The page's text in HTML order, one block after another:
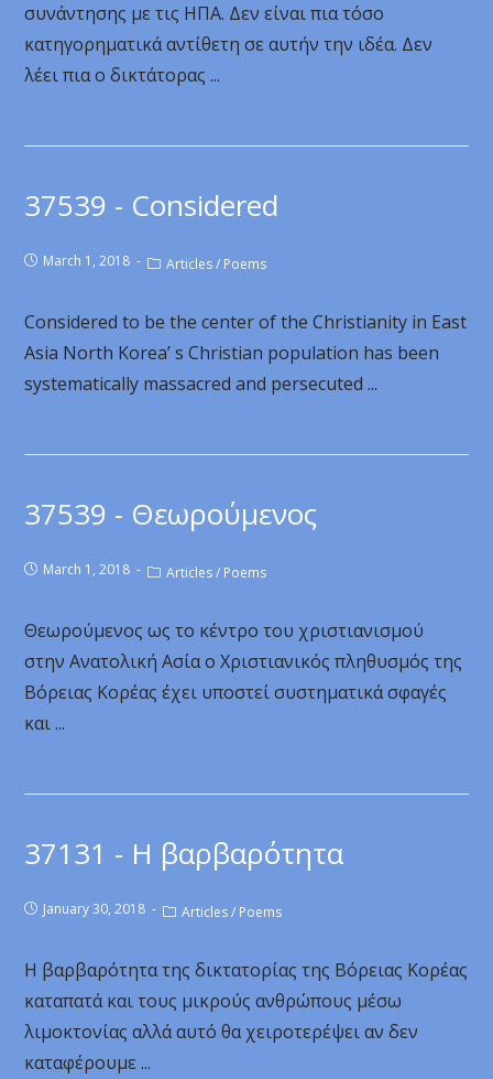
συνάντησης με τις ΗΠΑ. Δεν είναι πια τόσο
κατηγορηματικά αντίθετη σε αυτήν την ιδέα. Δεν
λέει πια ο δικτάτορας ...
37539 - Considered
March 1, 2018 Articles / Poems
Considered to be the center of the Christianity in East
Asia North Korea’ s Christian population has been
systematically massacred and persecuted ...
37539 - Θεωρούμενος
March 1, 2018 Articles / Poems
Θεωρούμενος ως το κέντρο του χριστιανισμού
στην Ανατολική Ασία ο Χριστιανικός πληθυσμός της
Βόρειας Κορέας έχει υποστεί συστηματικά σφαγές
και ...
37131 - Η βαρβαρότητα
January 30, 2018 Articles / Poems
Η βαρβαρότητα της δικτατορίας της Βόρειας Κορέας
καταπατά και τους μικρούς ανθρώπους μέσω
λιμοκτονίας αλλά αυτό θα χειροτερέψει αν δεν
καταφέρουμε ...